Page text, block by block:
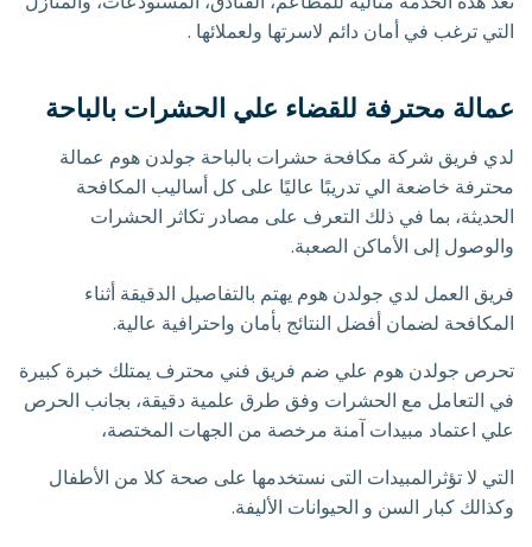
التي ترغب في أمان دائم لاسرتها ولعملائها .
عمالة محترفة للقضاء علي الحشرات بالباحة
لدي فريق شركة مكافحة حشرات بالباحة جولدن هوم عمالة
محترفة خاضعة الي تدريبًا عاليًا على كل أساليب المكافحة
الحديثة، بما في ذلك التعرف على مصادر تكاثر الحشرات
والوصول إلى الأماكن الصعبة.
فريق العمل لدي جولدن هوم يهتم بالتفاصيل الدقيقة أثناء
المكافحة لضمان أفضل النتائج بأمان واحترافية عالية.
تحرص جولدن هوم علي ضم فريق فني محترف يمتلك خبرة كبيرة
في التعامل مع الحشرات وفق طرق علمية دقيقة، بجانب الحرص
علي اعتماد مبيدات آمنة مرخصة من الجهات المختصة،
التي لا تؤثرالمبيدات التى نستخدمها على صحة كلا من الأطفال
وكذالك كبار السن و الحيوانات الأليفة.